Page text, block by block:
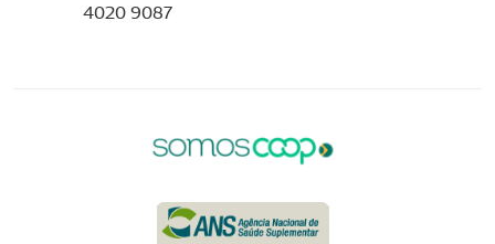
4020 9087